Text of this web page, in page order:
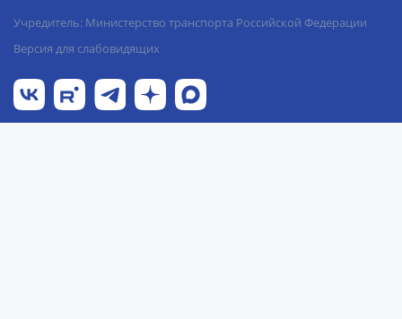
Учредитель: Министерство транспорта Российской Федерации
Версия для слабовидящих